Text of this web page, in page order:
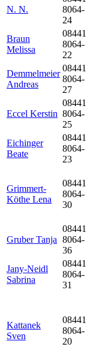
N. N.
8064-
24
Braun
Melissa
08441
8064-
22
Demmelmeier
Andreas
08441
8064-
27
Eccel Kerstin
08441
8064-
25
Eichinger
Beate
08441
8064-
23
Grimmert-
Köthe Lena
08441
8064-
30
Gruber Tanja
08441
8064-
36
Jany-Neidl
Sabrina
08441
8064-
31
Kattanek
Sven
08441
8064-
20